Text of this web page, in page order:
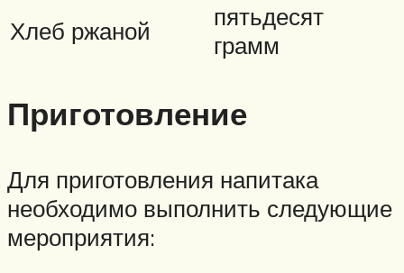
Хлеб ржаной
пятьдесят
грамм
Приготовление
Для приготовления напитака
необходимо выполнить следующие
мероприятия: